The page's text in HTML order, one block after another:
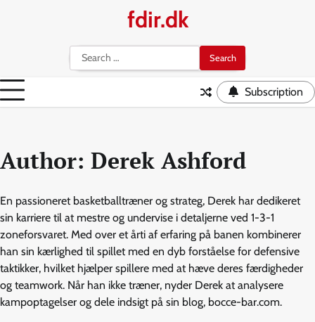
fdir.dk
Search
for:
Subscription
Author: Derek Ashford
En passioneret basketballtræner og strateg, Derek har dedikeret
sin karriere til at mestre og undervise i detaljerne ved 1-3-1
zoneforsvaret. Med over et årti af erfaring på banen kombinerer
han sin kærlighed til spillet med en dyb forståelse for defensive
taktikker, hvilket hjælper spillere med at hæve deres færdigheder
og teamwork. Når han ikke træner, nyder Derek at analysere
kampoptagelser og dele indsigt på sin blog, bocce-bar.com.